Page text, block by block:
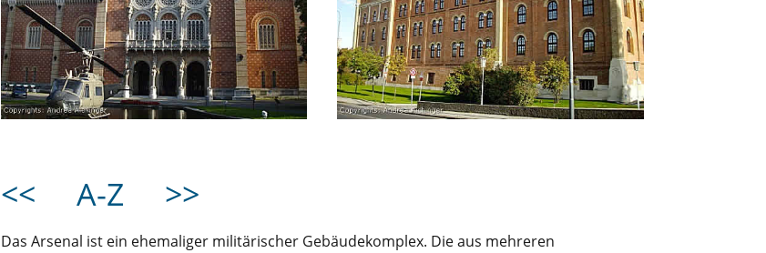
<< A-Z >>
Das Arsenal ist ein ehemaliger militärischer Gebäudekomplex. Die aus mehreren